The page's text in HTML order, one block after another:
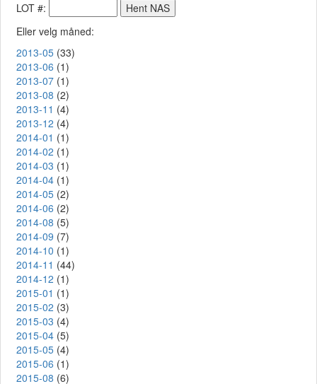
LOT #:
Eller velg måned:
2013-05 (33)
2013-06 (1)
2013-07 (1)
2013-08 (2)
2013-11 (4)
2013-12 (4)
2014-01 (1)
2014-02 (1)
2014-03 (1)
2014-04 (1)
2014-05 (2)
2014-06 (2)
2014-08 (5)
2014-09 (7)
2014-10 (1)
2014-11 (44)
2014-12 (1)
2015-01 (1)
2015-02 (3)
2015-03 (4)
2015-04 (5)
2015-05 (4)
2015-06 (1)
2015-08 (6)